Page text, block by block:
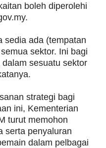
boleh diperolehi
sedia ada (tempatan
sektor. Ini bagi
sesuatu sektor
strategi bagi
ini, Kementerian
turut memohon
serta penyaluran
dalam pelbagai